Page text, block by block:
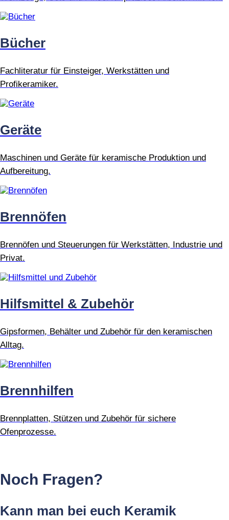
Bücher
Fachliteratur für Einsteiger, Werkstätten und
Profikeramiker.
Geräte
Maschinen und Geräte für keramische Produktion und
Aufbereitung.
Brennöfen
Brennöfen und Steuerungen für Werkstätten, Industrie und
Privat.
Hilfsmittel & Zubehör
Gipsformen, Behälter und Zubehör für den keramischen
Alltag.
Brennhilfen
Brennplatten, Stützen und Zubehör für sichere
Ofenprozesse.
Noch Fragen?
Kann man bei euch Keramik